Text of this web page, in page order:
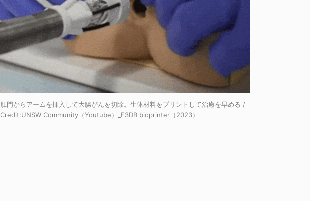
肛門からアームを挿入して大腸がんを切除。生体材料をプリントして治癒を早める /
Credit:UNSW Community（Youtube）_F3DB bioprinter（2023）